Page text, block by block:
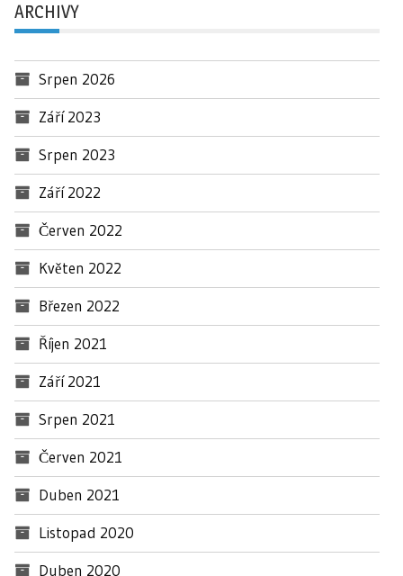
ARCHIVY
Srpen 2026
Září 2023
Srpen 2023
Září 2022
Červen 2022
Květen 2022
Březen 2022
Říjen 2021
Září 2021
Srpen 2021
Červen 2021
Duben 2021
Listopad 2020
Duben 2020